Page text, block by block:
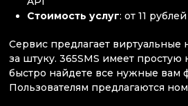
Стоимость услуг: от 11
Сервис предлагает виртуальные
за штуку. 365SMS имеет
быстро найдете все нужные вам
Пользователям предлагаются